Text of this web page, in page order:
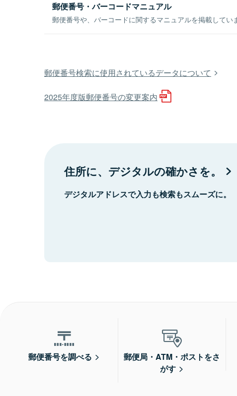
郵便番号・バーコードマニュアル
郵便番号や、バーコードに関するマニュアルを掲載してい
郵便番号検索に使用されているデータについて
2025年度版郵便番号の変更案内
住所に、デジタルの確かさを。
デジタルアドレスで入力も検索もスムーズに。
郵便番号を調べる
郵便局・ATM・ポストをさ
がす